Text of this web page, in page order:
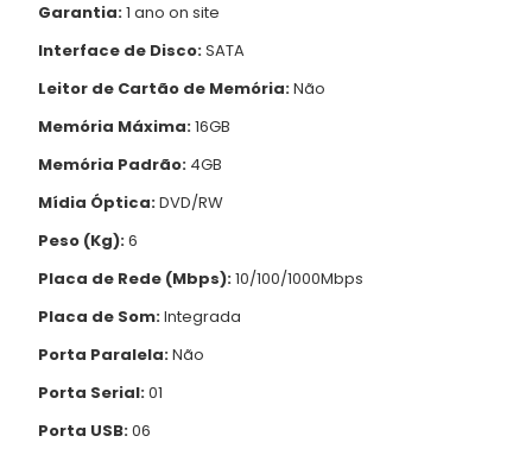
Garantia:1 ano on site
Interface de Disco:SATA
Leitor de Cartão de Memória:Não
Memória Máxima:16GB
Memória Padrão: 4GB
Mídia Óptica:DVD/RW
Peso (Kg):6
Placa de Rede (Mbps):10/100/1000Mbps
Placa de Som:Integrada
Porta Paralela:Não
Porta Serial:01
Porta USB:06